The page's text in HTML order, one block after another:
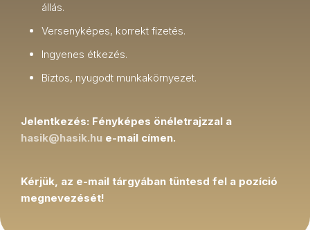
állás.
Versenyképes, korrekt fizetés.
Ingyenes étkezés.
Biztos, nyugodt munkakörnyezet.
Jelentkezés: Fényképes önéletrajzzal a
hasik@hasik.hu e-mail címen.
Kérjük, az e-mail tárgyában tüntesd fel a pozíció
megnevezését!